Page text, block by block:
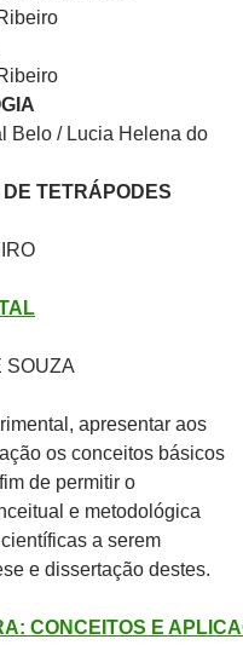
Belo / Lucia Helena do
TETRÁPODES
SOUZA
apresentar aos
os conceitos básicos
de permitir o
e metodológica
a serem
e dissertação destes.
CONCEITOS E